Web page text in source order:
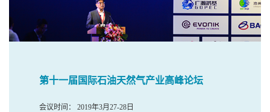
第十一届国际石油天然气产业高峰论坛
会议时间： 2019年3月27-28日